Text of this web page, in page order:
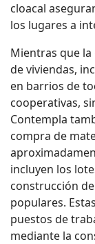
cloacal
los lugares a
Mientras que
de viviendas,
en barrios de
cooperativas,
Contempla
compra de
incluyen los
construcción
populares.
puestos de
mediante la